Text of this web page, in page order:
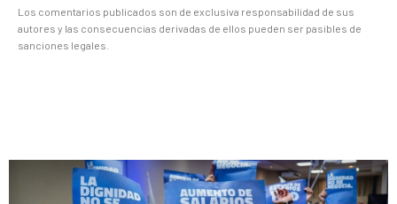
Los comentarios publicados son de exclusiva responsabilidad de sus
autores y las consecuencias derivadas de ellos pueden ser pasibles de
sanciones legales.